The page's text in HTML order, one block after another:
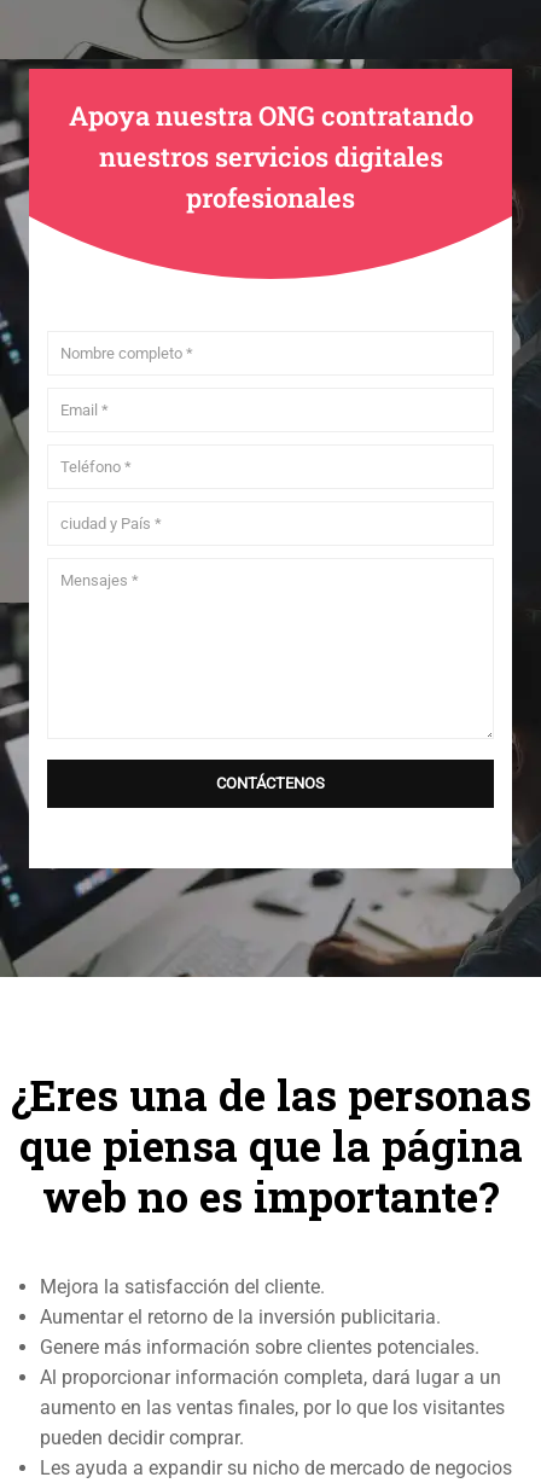
Apoya nuestra ONG contratando
nuestros servicios digitales
profesionales
¿Eres una de las personas
que piensa que la página
web no es importante?
Mejora la satisfacción del cliente.
Aumentar el retorno de la inversión publicitaria.
Genere más información sobre clientes potenciales.
Al proporcionar información completa, dará lugar a un
aumento en las ventas finales, por lo que los visitantes
pueden decidir comprar.
Les ayuda a expandir su nicho de mercado de negocios